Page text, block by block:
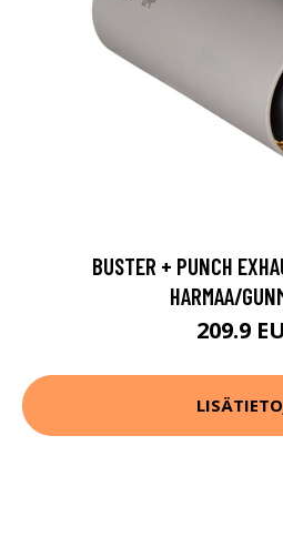
BUSTER + PUNCH
HARMAA/
209.9